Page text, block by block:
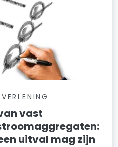
vast
uitval mag zijn